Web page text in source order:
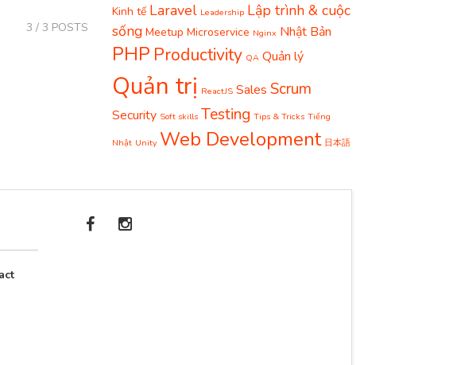
3 / 3 POSTS
Kinh tế Laravel Leadership Lập trình & cuộc
sống Meetup Microservice Nginx Nhật Bản
PHP Productivity QA Quản lý
Quản trị ReactJS Sales Scrum
Security Soft skills Testing Tips & Tricks Tiếng
Nhật Unity Web Development 日本語